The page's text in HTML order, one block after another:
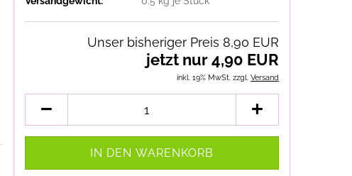
Unser bisheriger Preis 8,90 EUR
jetzt nur 4,90 EUR
inkl. 19% MwSt. zzgl. Versand